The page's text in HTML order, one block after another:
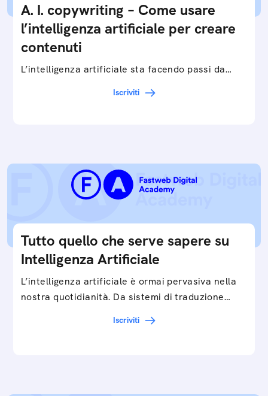
A. I. copywriting – Come usare
l’intelligenza artificiale per creare
contenuti
L’intelligenza artificiale sta facendo passi da
interpretazione dei big data ai chatbot e virtual…
Iscriviti
Tutto quello che serve sapere su
Intelligenza Artificiale
L’intelligenza artificiale è ormai pervasiva nella
nostra quotidianità. Da sistemi di traduzione
Iscriviti